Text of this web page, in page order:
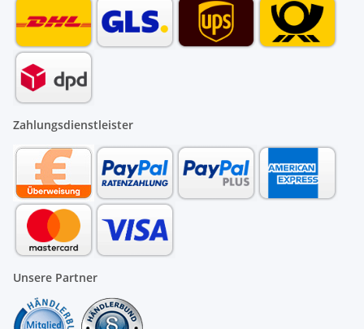
Zahlungsdienstleister
Unsere Partner